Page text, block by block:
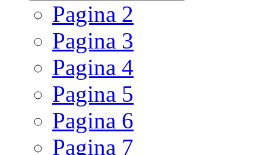
Pagina 2
Pagina 3
Pagina 4
Pagina 5
Pagina 6
Pagina 7